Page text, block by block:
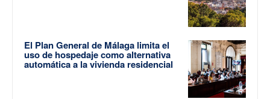
El Plan General de Málaga limita el
uso de hospedaje como alternativa
automática a la vivienda residencial